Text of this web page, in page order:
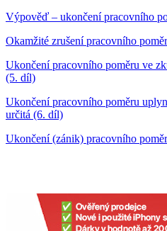
Výpověď – ukončení pracovního
Okamžité zrušení pracovního
Ukončení pracovního poměru ve
(5. díl)
Ukončení pracovního poměru
určitá (6. díl)
Ukončení (zánik) pracovního